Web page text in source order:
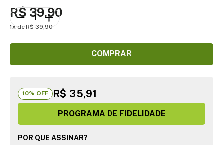
R$39,90
1 R$ 39,90
COMPRAR
10% OFF R$ 35,91
PROGRAMA DE FIDELIDADE
POR QUE ASSINAR?